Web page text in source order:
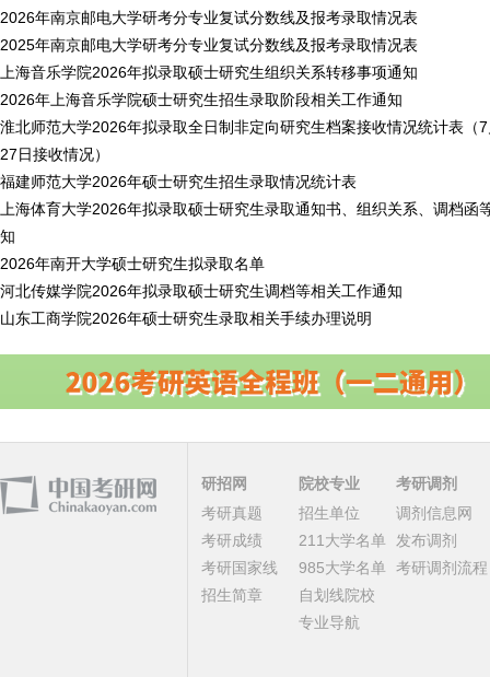
2026年南京邮电大学研考分专业复试分数线及报考录取情况表
2025年南京邮电大学研考分专业复试分数线及报考录取情况表
上海音乐学院2026年拟录取硕士研究生组织关系转移事项通知
2026年上海音乐学院硕士研究生招生录取阶段相关工作通知
淮北师范大学2026年拟录取全日制非定向研究生档案接收情况统计表（
27日接收情况）
福建师范大学2026年硕士研究生招生录取情况统计表
上海体育大学2026年拟录取硕士研究生录取通知书、组织关系、调档函
知
2026年南开大学硕士研究生拟录取名单
河北传媒学院2026年拟录取硕士研究生调档等相关工作通知
山东工商学院2026年硕士研究生录取相关手续办理说明
研招网
考研真题
考研成绩
考研国家线
招生简章
院校专业
招生单位
211大学名单
985大学名单
自划线院校
专业导航
考研调剂
调剂信息网
发布调剂
考研调剂流程